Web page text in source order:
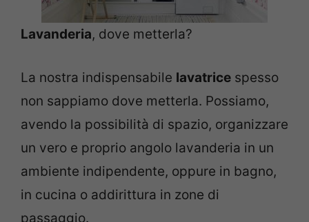
Lavanderia, dove metterla?
La nostra indispensabile lavatrice spesso
non sappiamo dove metterla. Possiamo,
avendo la possibilità di spazio, organizzare
un vero e proprio angolo lavanderia in un
ambiente indipendente, oppure in bagno,
in cucina o addirittura in zone di
passaggio.